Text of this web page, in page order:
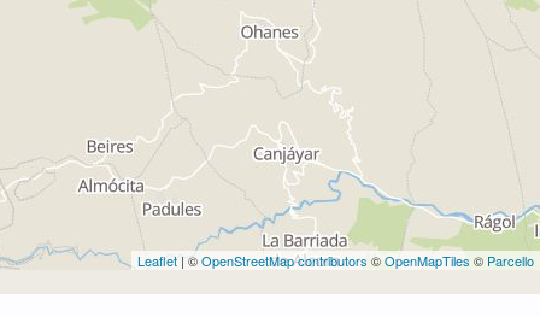
Leaflet | ©OpenStreetMap contributors ©OpenMapTiles © Parcello